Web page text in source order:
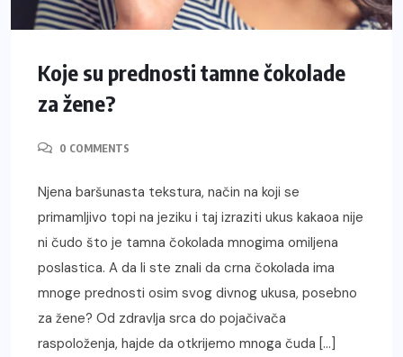
Koje su prednosti tamne čokolade
za žene?
0 COMMENTS
Njena baršunasta tekstura, način na koji se
primamljivo topi na jeziku i taj izraziti ukus kakaoa nije
ni čudo što je tamna čokolada mnogima omiljena
poslastica. A da li ste znali da crna čokolada ima
mnoge prednosti osim svog divnog ukusa, posebno
za žene? Od zdravlja srca do pojačivača
raspoloženja, hajde da otkrijemo mnoga čuda […]